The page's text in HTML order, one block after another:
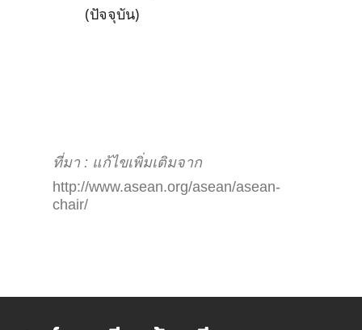
(ปัจจุบัน)
ที่มา : แก้ไขเพิ่มเติมจาก
http://www.asean.org/asean/asean-
chair/